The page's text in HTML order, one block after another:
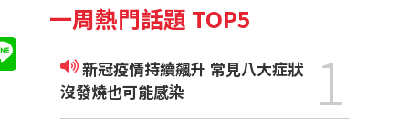
一周熱門話題 TOP5
新冠疫情持續飆升 常見八大症狀
沒發燒也可能感染
1